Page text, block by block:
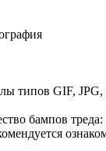
типов GIF, JPG,
бампов треда: